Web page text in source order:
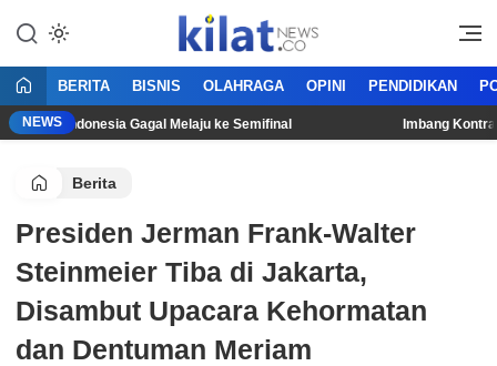
KilatNews.co
Mencerdaskan Anak Bangsa
BERITA BISNIS OLAHRAGA OPINI PENDIDIKAN
NEWS
Indonesia Gagal Melaju ke Semifinal Imbang Kontra
Berita
Presiden Jerman Frank-Walter
Steinmeier Tiba di Jakarta,
Disambut Upacara Kehormatan
dan Dentuman Meriam